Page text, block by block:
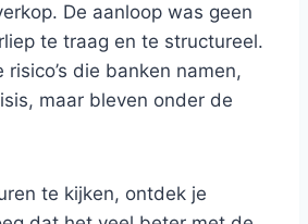
De aanloop was geen
te traag en te structureel.
die banken namen,
maar bleven onder de
te kijken, ontdek je